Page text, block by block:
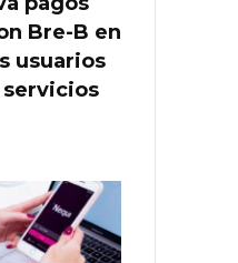
Bre-B en
usuarios
servicios